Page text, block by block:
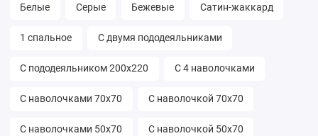
Белые Серые Бежевые Сатин-жаккард
1 спальное С двумя пододеяльниками
С пододеяльником 200х220 С 4 наволочками
С наволочками 70х70 С наволочкой 70х70
С наволочками 50х70 С наволочкой 50х70